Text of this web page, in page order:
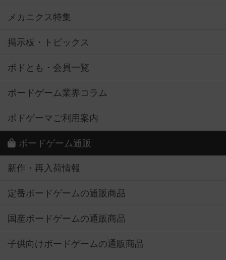
メカニクス特集
掲示板・トピックス
ボドとも・会員一覧
ボードゲーム業界コラム
ボドゲーマご利用案内
ボードゲーム通販
新作・再入荷情報
定番ボードゲームの通販商品
国産ボードゲームの通販商品
子供向けボードゲームの通販商品